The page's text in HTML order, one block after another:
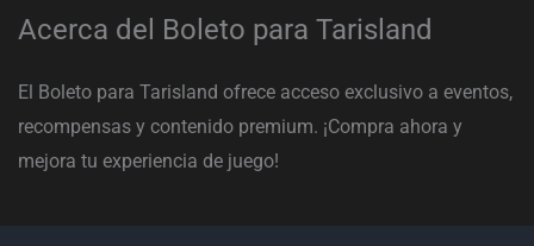
Acerca del Boleto para Tarisland
El Boleto para Tarisland ofrece acceso exclusivo a eventos,
recompensas y contenido premium. ¡Compra ahora y
mejora tu experiencia de juego!